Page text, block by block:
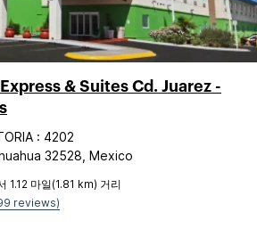
& Suites Cd. Juarez -
: 4202
32528, Mexico
마일(1.81 km) 거리
reviews)